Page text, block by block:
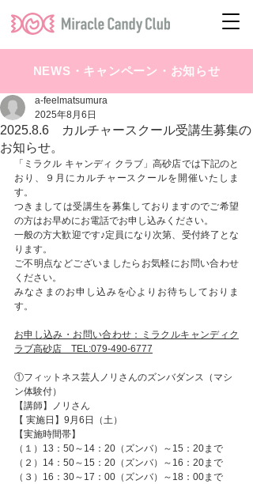
NEWS・キャンペーン・お知らせ
2025.8.6 カルチャースクール受講生募集の
お知らせ。
a-feelmatsumura
2025年8月6日
「ミラクル キャンディ クラブ」高砂店では下記のと
おり、９月にカルチャースクールを開催いたしま
す。
つきましては受講生を募集しておりますのでご希望
の方はお早めにお電話でお申し込みください。
一般の方大歓迎です♪定員になり次第、受付終了とな
ります。
ご不明点などございましたらお気軽にお問い合わせ
ください。
みなさまのお申し込みを心よりお待ちしておりま
す。
お申し込み・お問い合わせ：ミラクルキャンディク
ラブ高砂店　TEL:079-490-6777
①フィットネス芸人ノリさんのズンバダンス（マシ
ン体験付）
【講師】ノリさん
【 実施日】9月6日（土）
【実施時間帯】
（１）13：50～14：20（ズンバ）～15：20まで
（２）14：50～15：20（ズンバ）～16：20まで
（３）16：30～17：00（ズンバ）～18：00まで